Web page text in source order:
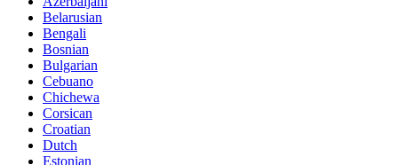
Belarusian
Bengali
Bosnian
Bulgarian
Cebuano
Chichewa
Corsican
Croatian
Dutch
Estonian